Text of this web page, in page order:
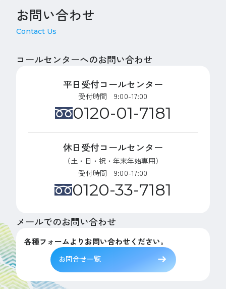
お問い合わせ
Contact Us
コールセンターへのお問い合わせ
平日受付コールセンター
受付時間 9:00-17:00
0120-01-7181
休日受付コールセンター
（土・日・祝・年末年始専用）
受付時間 9:00-17:00
0120-33-7181
メールでのお問い合わせ
各種フォームよりお問い合わせください。
お問合せ一覧